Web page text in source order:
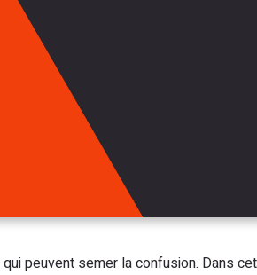
peuvent semer la confusion. Dans